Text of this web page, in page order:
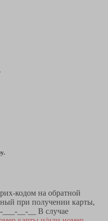
кодом на обратной
при получении карты,
___-__-__ В случае